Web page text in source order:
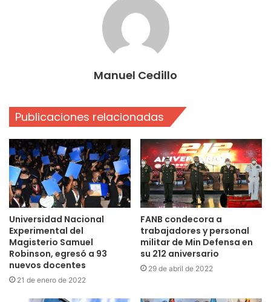
Manuel Cedillo
Publicaciones relacionadas
Universidad Nacional
Experimental del
Magisterio Samuel
Robinson, egresó a 93
nuevos docentes
21 de enero de 2022
FANB condecora a
trabajadores y personal
militar de Min Defensa en
su 212 aniversario
29 de abril de 2022